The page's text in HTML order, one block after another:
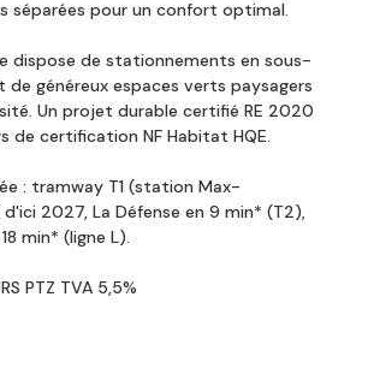
séparées pour un confort optimal.
dispose de stationnements en sous-
de généreux espaces verts paysagers
Un projet durable certifié RE 2020
de certification NF Habitat HQE.
: tramway T1 (station Max-
2027, La Défense en 9 min* (T2),
min* (ligne L).
PTZ TVA 5,5%